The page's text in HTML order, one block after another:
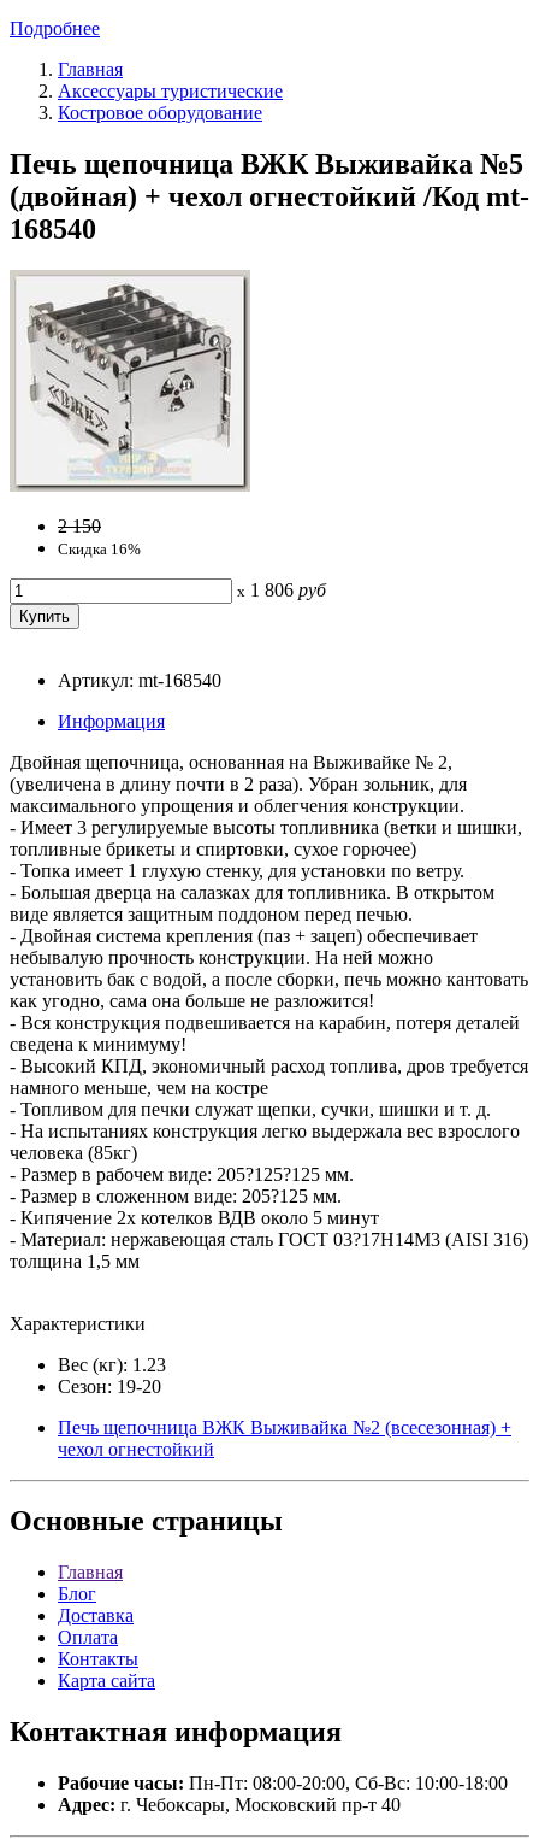
Подробнее
Главная
Аксессуары туристические
Костровое оборудование
Печь щепочница ВЖК Выживайка №5
(двойная) + чехол огнестойкий /Код mt-
168540
2 150
Скидка 16%
x 1 806 руб
Артикул: mt-168540
Информация
Двойная щепочница, основанная на Выживайке № 2,
(увеличена в длину почти в 2 раза). Убран зольник, для
максимального упрощения и облегчения конструкции.
- Имеет 3 регулируемые высоты топливника (ветки и шишки,
топливные брикеты и спиртовки, сухое горючее)
- Топка имеет 1 глухую стенку, для установки по ветру.
- Большая дверца на салазках для топливника. В открытом
виде является защитным поддоном перед печью.
- Двойная система крепления (паз + зацеп) обеспечивает
небывалую прочность конструкции. На ней можно
установить бак с водой, а после сборки, печь можно кантовать
как угодно, сама она больше не разложится!
- Вся конструкция подвешивается на карабин, потеря деталей
сведена к минимуму!
- Высокий КПД, экономичный расход топлива, дров требуется
намного меньше, чем на костре
- Топливом для печки служат щепки, сучки, шишки и т. д.
- На испытаниях конструкция легко выдержала вес взрослого
человека (85кг)
- Размер в рабочем виде: 205?125?125 мм.
- Размер в сложенном виде: 205?125 мм.
- Кипячение 2х котелков ВДВ около 5 минут
- Материал: нержавеющая сталь ГОСТ 03?17Н14М3 (AISI 316)
толщина 1,5 мм
Характеристики
Вес (кг): 1.23
Сезон: 19-20
Печь щепочница ВЖК Выживайка №2 (всесезонная) +
чехол огнестойкий
Основные страницы
Главная
Блог
Доставка
Оплата
Контакты
Карта сайта
Контактная информация
Рабочие часы: Пн-Пт: 08:00-20:00, Сб-Вс: 10:00-18:00
Адрес: г. Чебоксары, Московский пр-т 40